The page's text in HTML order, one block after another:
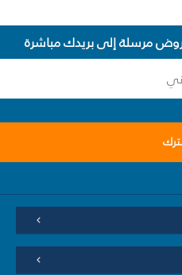
مرسلة إلى بريدك مباشرة